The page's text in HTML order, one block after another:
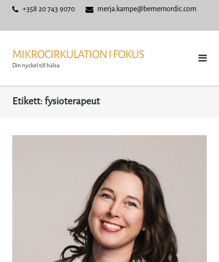
+358 20 743 9070 merja.kampe@bemernordic.com
MIKROCIRKULATION I FOKUS
Din nyckel till hälsa
Etikett:fysioterapeut